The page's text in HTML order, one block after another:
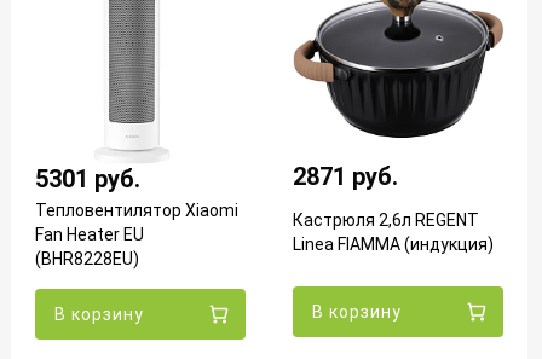
5301 руб.
Тепловентилятор Xiaomi
Fan Heater EU
(BHR8228EU)
В корзину
2871 руб.
Кастрюля 2,6л REGENT
Linea FIAMMA (индукция)
В корзину